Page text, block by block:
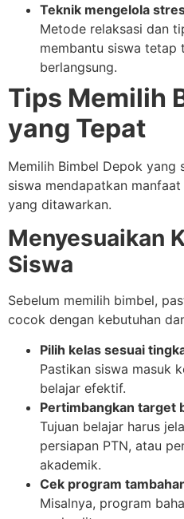
Teknik mengelola
Metode relaksasi dan
membantu siswa tetap
berlangsung.
Tips Memilih
yang Tepat
Memilih Bimbel Depok yang
siswa mendapatkan
yang ditawarkan.
Menyesuaikan
Siswa
Sebelum memilih bimbel,
cocok dengan kebutuhan
Pilih kelas sesuai
Pastikan siswa masuk
belajar efektif.
Pertimbangkan target
Tujuan belajar harus
persiapan PTN, atau
akademik.
Cek program
Misalnya, program